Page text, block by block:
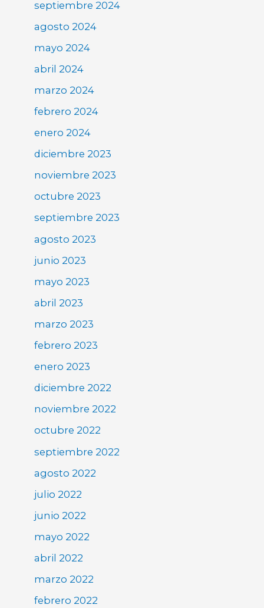
septiembre 2024
agosto 2024
mayo 2024
abril 2024
marzo 2024
febrero 2024
enero 2024
diciembre 2023
noviembre 2023
octubre 2023
septiembre 2023
agosto 2023
junio 2023
mayo 2023
abril 2023
marzo 2023
febrero 2023
enero 2023
diciembre 2022
noviembre 2022
octubre 2022
septiembre 2022
agosto 2022
julio 2022
junio 2022
mayo 2022
abril 2022
marzo 2022
febrero 2022